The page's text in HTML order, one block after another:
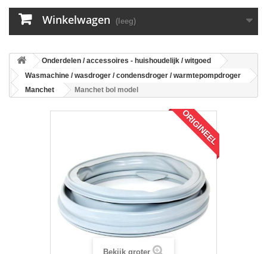
Winkelwagen (leeg)
Onderdelen / accessoires - huishoudelijk / witgoed
Wasmachine / wasdroger / condensdroger / warmtepompdroger
Manchet
Manchet bol model
ORIGINEEL
Bekijk groter